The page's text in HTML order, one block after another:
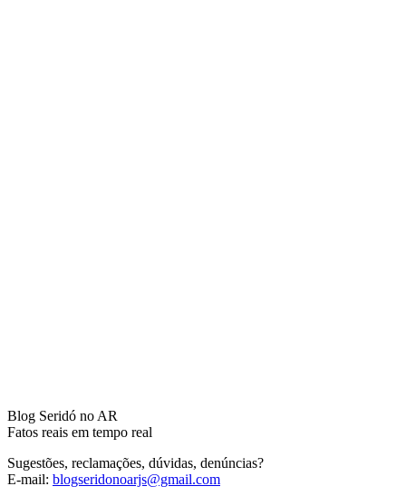
Blog Seridó no AR
Fatos reais em tempo real
Sugestões, reclamações, dúvidas, denúncias?
E-mail: blogseridonoarjs@gmail.com